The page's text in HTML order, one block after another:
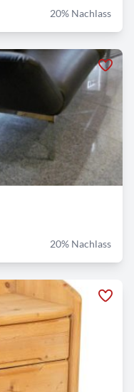
20% Nachlass
20% Nachlass